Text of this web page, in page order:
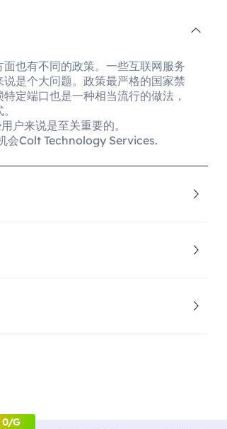
也有不同的政策。一些互联网服务
是个大问题。政策最严格的国家禁
定端口也是一种相当流行的做法，
户来说是至关重要的。
会Colt Technology Services.
0/G